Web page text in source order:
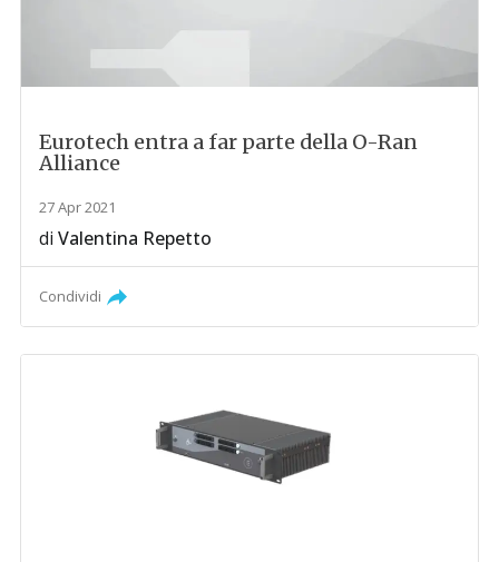
Eurotech entra a far parte della O-Ran
Alliance
27 Apr 2021
diValentina Repetto
Condividi